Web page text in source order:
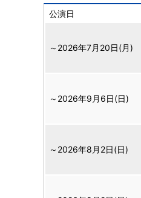
公演日
～ 2026年7月20日(月)
～ 2026年9月6日(日)
～ 2026年8月2日(日)